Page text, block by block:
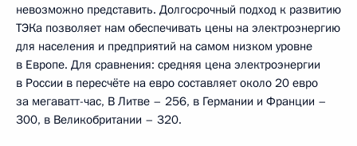
невозможно представить. Долгосрочный подход к развитию
ТЭКа позволяет нам обеспечивать цены на электроэнергию
для населения и предприятий на самом низком уровне
в Европе. Для сравнения: средняя цена электроэнергии
в России в пересчёте на евро составляет около 20 евро
за мегаватт-час, В Литве – 256, в Германии и Франции –
300, в Великобритании – 320.